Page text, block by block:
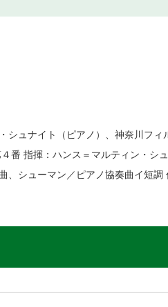
・シュナイト（ピアノ）、神奈
：ハンス＝マルティン・シュ
、シューマン／ピアノ協奏曲イ短